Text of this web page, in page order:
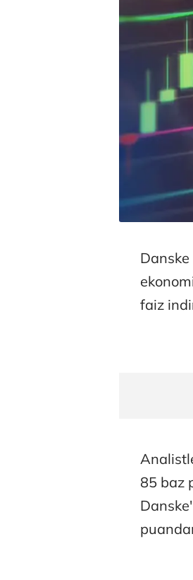
faiz
85 baz